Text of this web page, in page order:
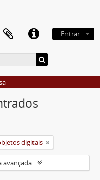
Entrar
digitais
avançada